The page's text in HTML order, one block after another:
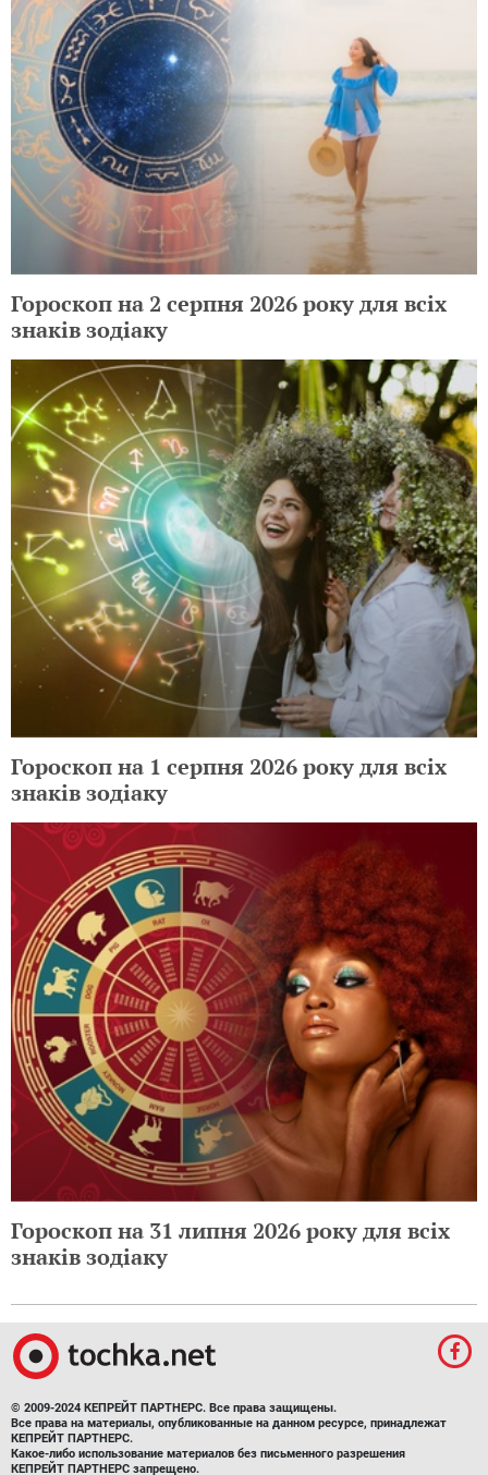
Гороскоп на 2 серпня 2026 року для всіх
знаків зодіаку
Гороскоп на 1 серпня 2026 року для всіх
знаків зодіаку
Гороскоп на 31 липня 2026 року для всіх
знаків зодіаку
© 2009-2024 КЕПРЕЙТ ПАРТНЕРС. Все права защищены.
Все права на материалы, опубликованные на данном ресурсе, принадлежат
КЕПРЕЙТ ПАРТНЕРС.
Какое-либо использование материалов без письменного разрешения
КЕПРЕЙТ ПАРТНЕРС запрещено.